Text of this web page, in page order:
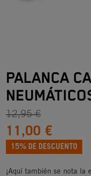
PALANCA
12,95 €
11,00 €
15% DE DESCUENTO
¡Aquí también se nota la